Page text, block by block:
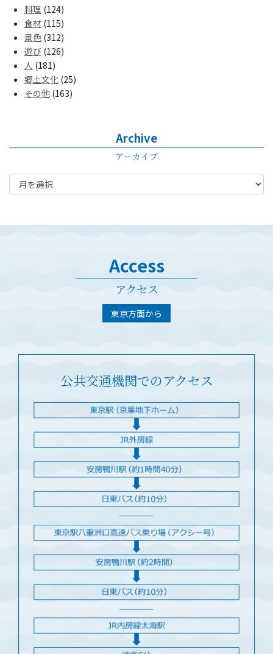
料理 (124)
食材(115)
景色(312)
遊び(126)
人 (181)
郷土文化(25)
その他(163)
Archive
アーカイブ
Access
アクセス
東京方面から
公共交通機関でのアクセス